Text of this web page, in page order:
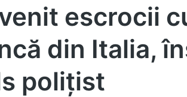
escrocii
din Italia,
polițist